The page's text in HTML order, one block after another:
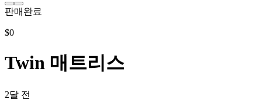
판매완료
$0
Twin 매트리스
2달 전